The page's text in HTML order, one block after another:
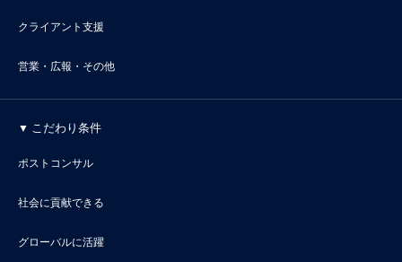
クライアント支援
営業・広報・その他
こだわり条件
ポストコンサル
社会に貢献できる
グローバルに活躍